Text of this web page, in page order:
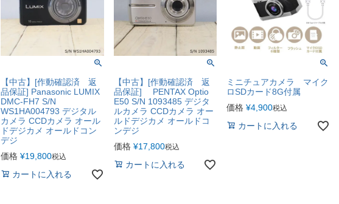
【中古】[作動確認済 返
品保証] Panasonic LUMIX
DMC-FH7 S/N
WS1HA004793 デジタル
カメラ CCDカメラ オール
ドデジカメ オールドコン
デジ
価格 ¥19,800税込
カートに入れる
【中古】[作動確認済 返
品保証] PENTAX Optio
E50 S/N 1093485 デジタ
ルカメラ CCDカメラ オー
ルドデジカメ オールドコ
ンデジ
価格 ¥17,800税込
カートに入れる
ミニチュアカメラ マイク
ロSDカード8G付属
価格 ¥4,900税込
カートに入れる